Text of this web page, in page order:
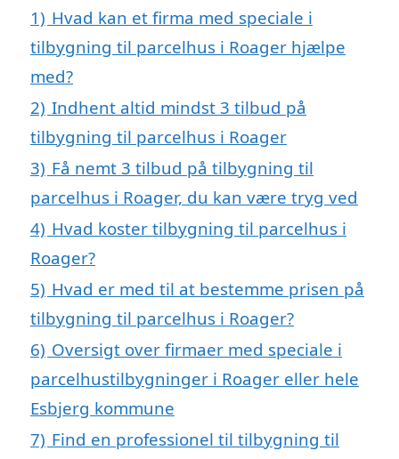
1) Hvad kan et firma med speciale i
tilbygning til parcelhus i Roager hjælpe
med?
2) Indhent altid mindst 3 tilbud på
tilbygning til parcelhus i Roager
3) Få nemt 3 tilbud på tilbygning til
parcelhus i Roager, du kan være tryg ved
4) Hvad koster tilbygning til parcelhus i
Roager?
5) Hvad er med til at bestemme prisen på
tilbygning til parcelhus i Roager?
6) Oversigt over firmaer med speciale i
parcelhustilbygninger i Roager eller hele
Esbjerg kommune
7) Find en professionel til tilbygning til